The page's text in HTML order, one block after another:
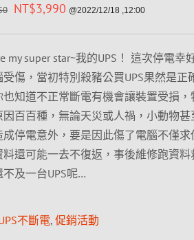
NT$3,990 @2022/12/18 ,12:00
my super star~我的UPS！ 這次停電幸
傷，當初特別殺豬公買UPS果然是正
也知道不正常斷電有機會讓裝置受損，
因百百種，無論天災或人禍，小動物甚
成停電意外，要是因此傷了電腦不僅
料還可能一去不復返，事後維修跑資
不及一台UPS呢…
不斷電, 促銷活動